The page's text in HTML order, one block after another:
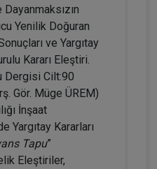
Yenilik Doğuran
ve Yargıtay
Kararı Eleştiri.
Dergisi Cilt:90
Gör. Müge ÜREM)
İnşaat
Yargıtay Kararları
Tapu”
Eleştiriler,